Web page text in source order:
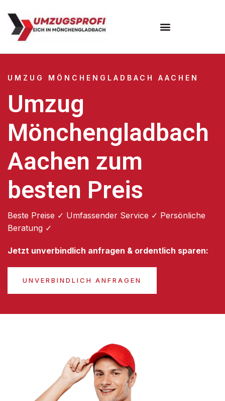
UMZUG MÖNCHENGLADBACH AACHEN
Umzug
Mönchengladbach
Aachen zum
besten Preis
Beste Preise ✓ Umfassender Service ✓ Persönliche
Beratung ✓
Jetzt unverbindlich anfragen & ordentlich sparen:
UNVERBINDLICH ANFRAGEN